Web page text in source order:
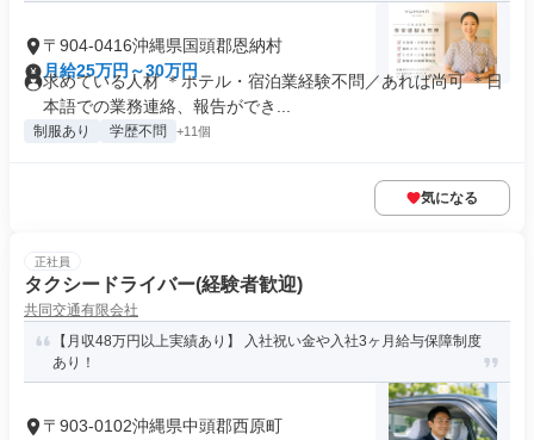
〒904-0416沖縄県国頭郡恩納村
月給25万円～30万円
求めている人材 ＊ホテル・宿泊業経験不問／あれば尚可 ＊日
本語での業務連絡、報告ができ...
制服あり 学歴不問 +11個
気になる
正社員
タクシードライバー(経験者歓迎)
共同交通有限会社
【月収48万円以上実績あり】 入社祝い金や入社3ヶ月給与保障制度
あり！
〒903-0102沖縄県中頭郡西原町